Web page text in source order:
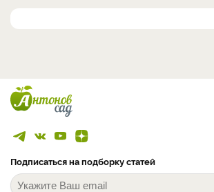
Подписаться на подборку статей